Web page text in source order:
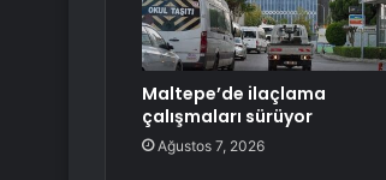
Maltepe’de ilaçlama
çalışmaları sürüyor
Ağustos 7, 2026